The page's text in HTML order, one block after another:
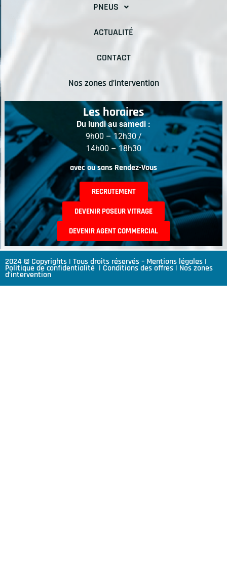
PNEUS
ACTUALITÉ
CONTACT
Nos zones d’intervention
Les horaires
Du lundi au samedi :
9h00 – 12h30 /
14h00 – 18h30
avec ou sans Rendez-Vous
RECRUTEMENT
DEVENIR POSEUR VITRAGE
DEVENIR AGENT COMMERCIAL
2024 © Copyrights | Tous droits réservés – Mentions légales |
Politique de confidentialité | Conditions des offres | Nos zones
d’intervention